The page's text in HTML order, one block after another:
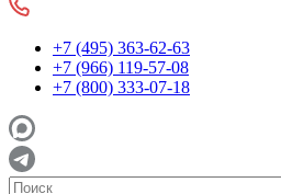
+7 (495) 363-62-63
+7 (966) 119-57-08
+7 (800) 333-07-18